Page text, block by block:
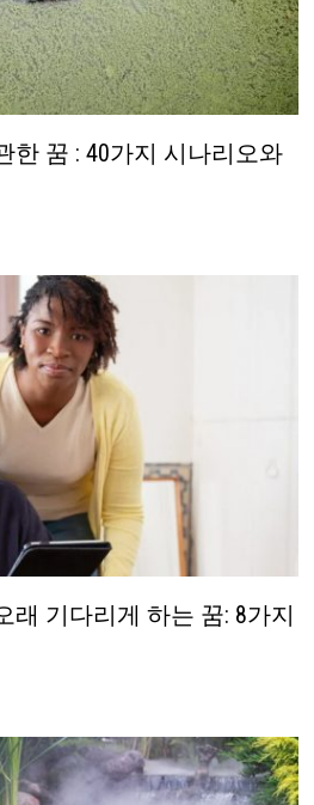
한 꿈 : 40가지 시나리오와
래 기다리게 하는 꿈: 8가지